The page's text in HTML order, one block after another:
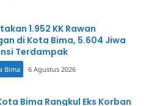
1.952 KK Rawan
di Kota Bima, 5.604 Jiwa
Terdampak
Bima 6 Agustus 2026
Bima Rangkul Eks Korban